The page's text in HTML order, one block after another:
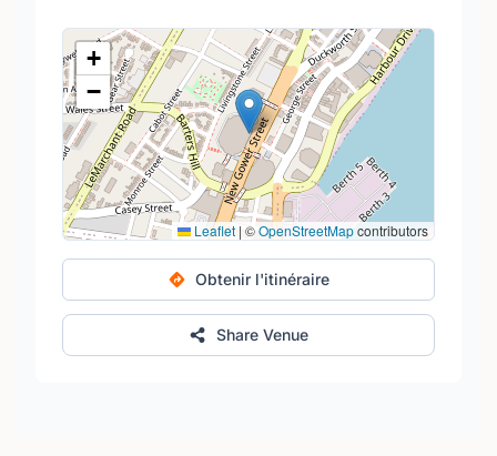
+
−
Leaflet | ©OpenStreetMapcontributors
Obtenir l'itinéraire
Share Venue